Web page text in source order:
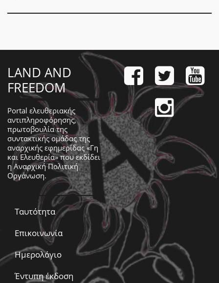
LAND AND
FREEDOM
Portal ελευθεριακής
αντιπληροφόρησης,
πρωτοβουλία της
συντακτικής ομάδας της
αναρχικής εφημερίδας «Γη
και Ελευθερία» που εκδίδει
ηΑναρχική Πολιτική
Οργάνωση.
Ταυτότητα
Επικοινωνία
Ημερολόγιο
Έντυπη έκδοση